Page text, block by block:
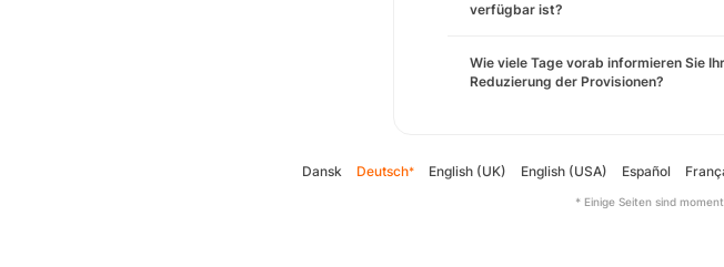
verfügbar ist?
Wie viele Tage vorab informieren Sie
Reduzierung der Provisionen?
Dansk Deutsch* English (UK) English (USA) Español
* Einige Seiten sind